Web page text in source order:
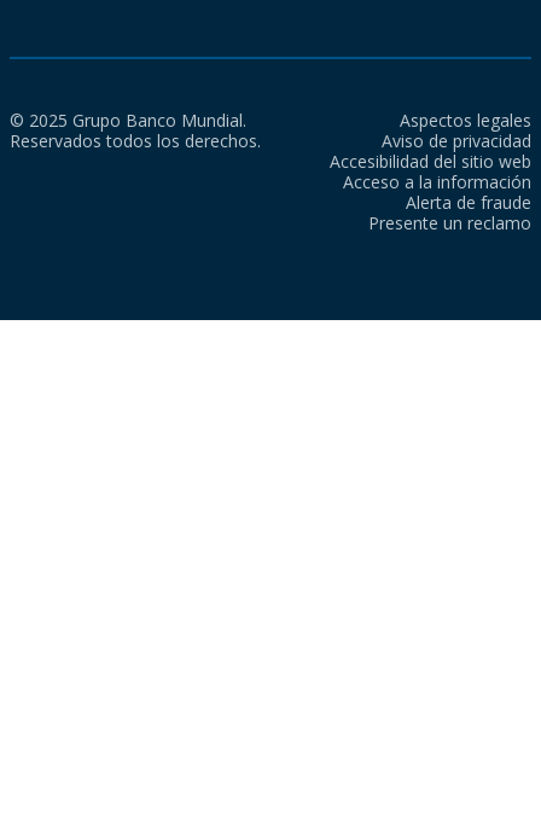
© 2025 Grupo Banco Mundial.
Reservados todos los derechos.
Aspectos legales
Aviso de privacidad
Accesibilidad del sitio web
Acceso a la información
Alerta de fraude
Presente un reclamo